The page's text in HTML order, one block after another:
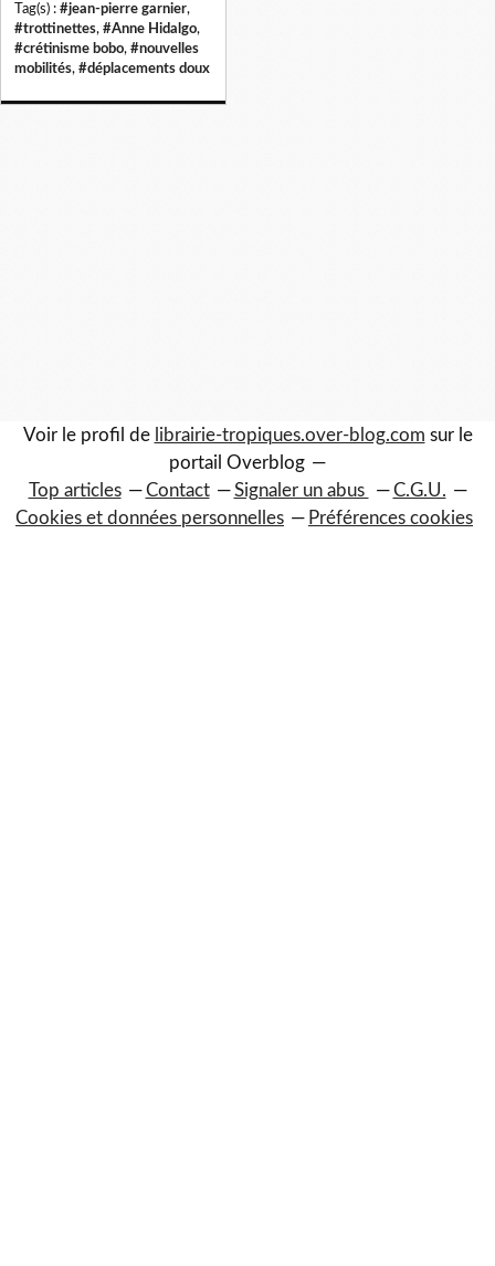
Tag(s) : #jean-pierre garnier,
#trottinettes, #Anne Hidalgo,
#crétinisme bobo, #nouvelles
mobilités, #déplacements doux
Voir le profil de librairie-tropiques.over-blog.com sur le
portail Overblog
Top articles
Contact Signaler un abus
C.G.U.
Cookies et données personnelles
Préférences cookies